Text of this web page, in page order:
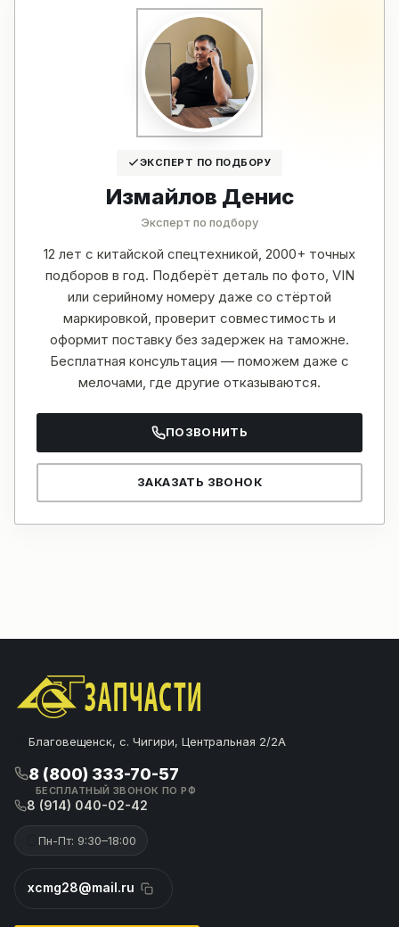
ЭКСПЕРТ ПО ПОДБОРУ
Измайлов Денис
Эксперт по подбору
12 лет с китайской спецтехникой, 2000+ точных
подборов в год. Подберёт деталь по фото, VIN
или серийному номеру даже со стёртой
маркировкой, проверит совместимость и
оформит поставку без задержек на таможне.
Бесплатная консультация — поможем даже с
мелочами, где другие отказываются.
ПОЗВОНИТЬ
ЗАКАЗАТЬ ЗВОНОК
Благовещенск, с. Чигири, Центральная 2/2А
8 (800) 333-70-57
БЕСПЛАТНЫЙ ЗВОНОК ПО РФ
8 (914) 040-02-42
Пн-Пт: 9:30–18:00
xcmg28@mail.ru